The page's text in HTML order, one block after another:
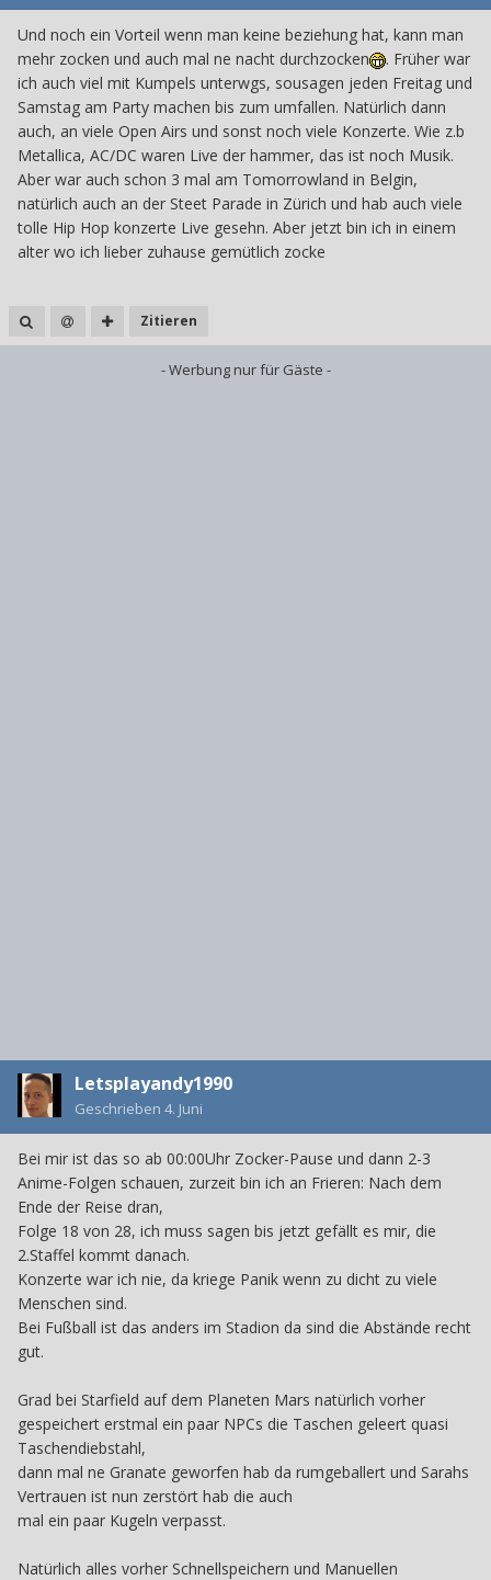
Und noch ein Vorteil wenn man keine beziehung hat, kann man
mehr zocken und auch mal ne nacht durchzocken
. Früher war
ich auch viel mit Kumpels unterwgs, sousagen jeden Freitag und
Samstag am Party machen bis zum umfallen. Natürlich dann
auch, an viele Open Airs und sonst noch viele Konzerte. Wie z.b
Metallica, AC/DC waren Live der hammer, das ist noch Musik.
Aber war auch schon 3 mal am Tomorrowland in Belgin,
natürlich auch an der Steet Parade in Zürich und hab auch viele
tolle Hip Hop konzerte Live gesehn. Aber jetzt bin ich in einem
alter wo ich lieber zuhause gemütlich zocke
Zitieren
- Werbung nur für Gäste -
Letsplayandy1990
Geschrieben 4. Juni
Bei mir ist das so ab 00:00Uhr Zocker-Pause und dann 2-3
Anime-Folgen schauen, zurzeit bin ich an Frieren: Nach dem
Ende der Reise dran,
Folge 18 von 28, ich muss sagen bis jetzt gefällt es mir, die
2.Staffel kommt danach.
Konzerte war ich nie, da kriege Panik wenn zu dicht zu viele
Menschen sind.
Bei Fußball ist das anders im Stadion da sind die Abstände recht
gut.
Grad bei Starfield auf dem Planeten Mars natürlich vorher
gespeichert erstmal ein paar NPCs die Taschen geleert quasi
Taschendiebstahl,
dann mal ne Granate geworfen hab da rumgeballert und Sarahs
Vertrauen ist nun zerstört hab die auch
mal ein paar Kugeln verpasst.
Natürlich alles vorher Schnellspeichern und Manuellen